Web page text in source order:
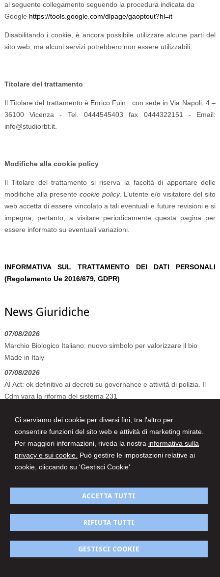
Ci serviamo dei cookie per diversi fini, tra l'altro per
consentire funzioni del sito web e attività di marketing mirate.
Per maggiori informazioni, riveda la nostra informativa sulla
privacy e sui cookie. Può gestire le impostazioni relative ai
cookie, cliccando su 'Gestisci Cookie'
ACCETTA TUTTI
RIFIUTA TUTTI
GESTISCI COOKIE
al seguente collegamento seguendo la procedura indicata da
Google https://tools.google.com/dlpage/gaoptout?hl=it
Disabilitando i cookie, è ancora possibile utilizzare alcune parti del
sito web, ma alcuni servizi potrebbero non essere utilizzabili.
Titolare del trattamento
Il Titolare del trattamento è Enrico Fuin con sede in Via Napoli, 4 –
36100 Vicenza - Tel. 0444545403 fax 0444322151 - Email:
info@studiorbt.it.
Modifiche alla cookie policy
Il Titolare del trattamento si riserva la facoltà di apportare delle
modifiche alla presente cookie policy. L’utente e/o visitatore del sito
web accetta di essere vincolato a tali eventuali e future revisioni e si
impegna, pertanto, a visitare periodicamente questa pagina per
essere informato su eventuali variazioni.
INFORMATIVA SUL TRATTAMENTO DEI DATI PERSONALI
(Regolamento Ue 2016/679, GDPR)
News Giuridiche
07/08/2026
Marchio Biologico Italiano: nuovo simbolo per valorizzare il bio
Made in Italy
07/08/2026
AI Act: ok definitivo ai decreti su governance e attività di polizia. Il
Cdm vara la riforma del sistema 231
Volo in ritardo o cancellato: la pronuncia del Giudice di Pace di
Venezia
VIA NAPOLI N.4 - 36100 VICENZA
CONTATTI